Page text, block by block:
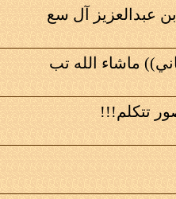
عبدالعزيز آل سع
ماشاء الله تب
تتكلم!!!